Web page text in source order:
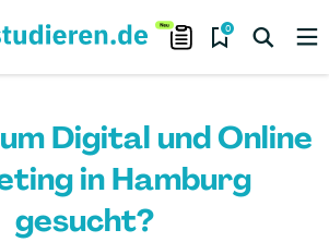
0
Digital und Online
in Hamburg
gesucht?